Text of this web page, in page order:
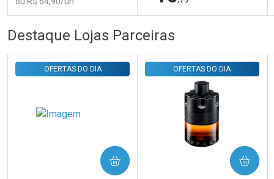
FECHAR
Laboratório
FECHAR
Por Menos
Destaque Lojas Parceiras
OFERTAS DO DIA
COMPRAR
OFERTAS DO DIA
COMPRAR